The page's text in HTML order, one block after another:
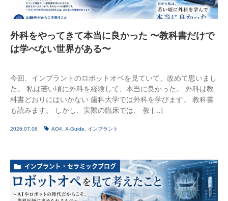
外科をやってきて本当に良かった 〜教科書だけで
は学べない世界がある〜
今回、インプラントのロボットオペを見ていて、改めて思いまし
た。 私は若い頃に外科を経験して、本当に良かった。 外科は教
科書どおりにはいかない 歯科大学では外科を学びます。 教科書
も読みます。 しかし、実際の臨床では、 教 […]
2026.07.06 AO4, X-Guide, インプラント
インプラント・セラミックブログ